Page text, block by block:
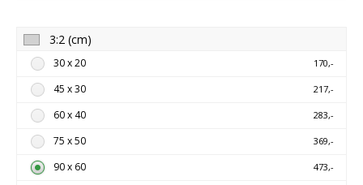
3:2 (cm)
30 x 20 170,-
45 x 30 217,-
60 x 40 283,-
75 x 50 369,-
90 x 60 473,-